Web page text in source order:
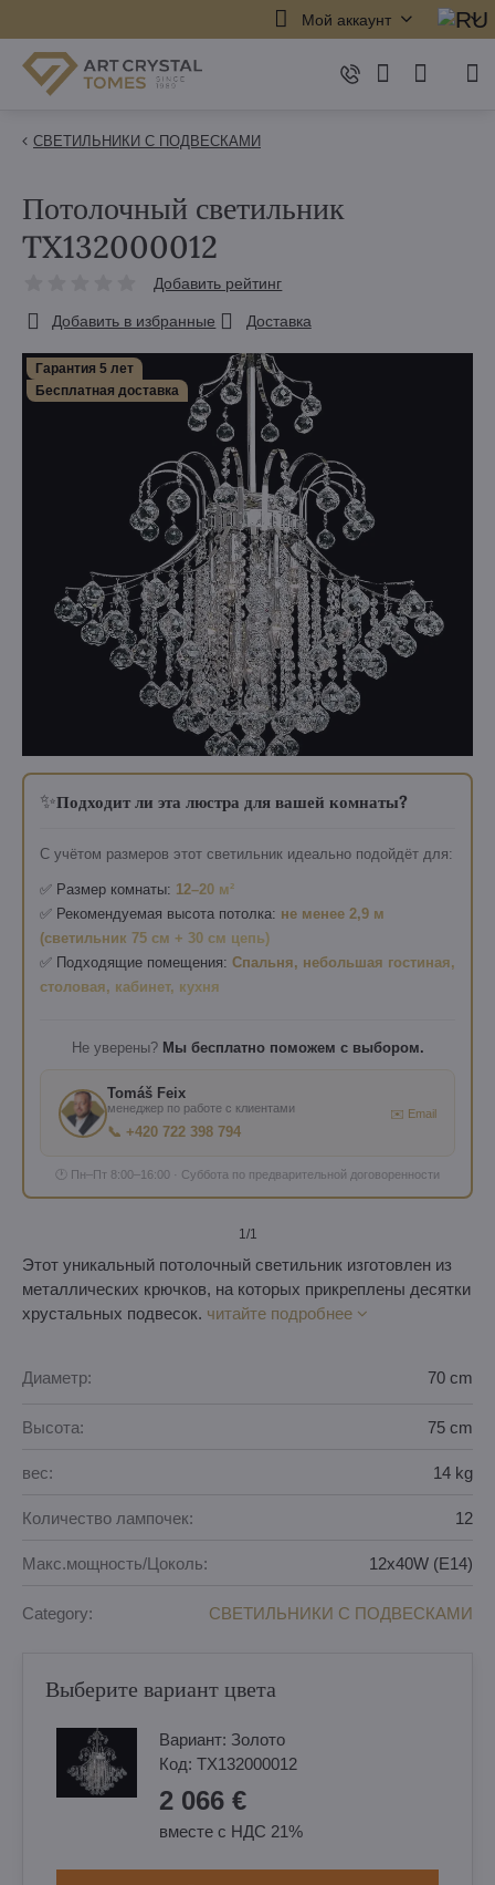
Мой аккаунт
СВЕТИЛЬНИКИ С ПОДВЕСКАМИ
Гарантия 5 лет
Бесплатная доставка
✨Подходит ли эта люстра для вашей комнаты?
С учётом размеров этот светильник идеально подойдёт для:
✅ Размер комнаты: 12–20 м²
✅ Рекомендуемая высота потолка: не менее 2,9 м
(светильник 75 см + 30 см цепь)
✅ Подходящие помещения: Спальня, небольшая гостиная,
столовая, кабинет, кухня
Не уверены? Мы бесплатно поможем с выбором.
Tomáš Feix
менеджер по работе с клиентами
📞 +420 722 398 794
✉️ Email
🕐 Пн–Пт 8:00–16:00 · Суббота по предварительной договоренности
1/1
Потолочный светильник
TX132000012
Добавить рейтинг
Добавить в избранные Доставка
Этот уникальный потолочный светильник изготовлен из
металлических крючков, на которых прикреплены десятки
хрустальных подвесок. читайте подробнее
Диаметр: 70 cm
Высота: 75 cm
вес: 14 kg
Количество лампочек: 12
Макс.мощность/Цоколь: 12x40W (E14)
Category: СВЕТИЛЬНИКИ С ПОДВЕСКАМИ
Выберите вариант цвета
Вариант: Золотo
Код: TX132000012
2 066 €
вместе с НДС 21%